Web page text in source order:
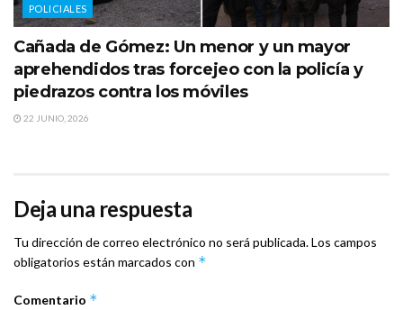
POLICIALES
Cañada de Gómez: Un menor y un mayor
aprehendidos tras forcejeo con la policía y
piedrazos contra los móviles
22 JUNIO, 2026
Deja una respuesta
Tu dirección de correo electrónico no será publicada.Los campos
obligatorios están marcados con *
Comentario *